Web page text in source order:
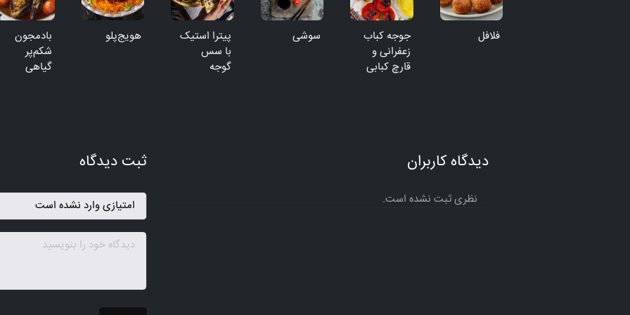
فلافل
جوجه کباب
زعفرانی و
قارچ کبابی
سوشی
پیترا استیک
با سس
گوجه
هویج‌پلو
بادمجون
شکم‌پر
گیاهی
دیدگاه کاربران
نظری ثبت نشده است.
ثبت دیدگاه